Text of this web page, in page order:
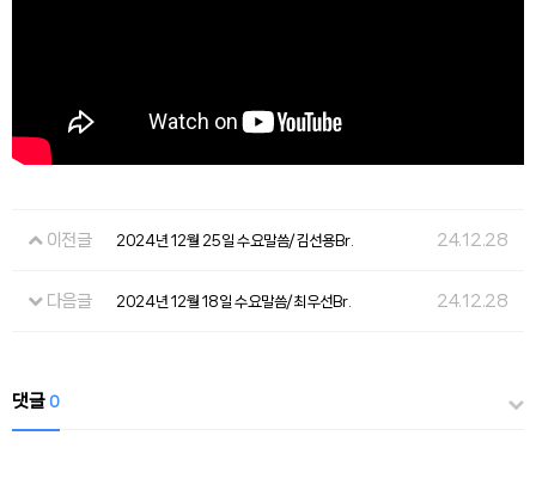
이전글 2024년 12월 25일 수요말씀/김선용Br. 24.12.28
다음글 2024년 12월 18일 수요말씀/최우선Br. 24.12.28
댓글 0